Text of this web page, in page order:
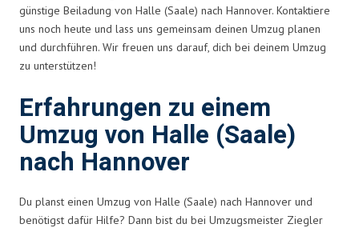
günstige Beiladung von Halle (Saale) nach Hannover. Kontaktiere
uns noch heute und lass uns gemeinsam deinen Umzug planen
und durchführen. Wir freuen uns darauf, dich bei deinem Umzug
zu unterstützen!
Erfahrungen zu einem
Umzug von Halle (Saale)
nach Hannover
Du planst einen Umzug von Halle (Saale) nach Hannover und
benötigst dafür Hilfe? Dann bist du bei Umzugsmeister Ziegler